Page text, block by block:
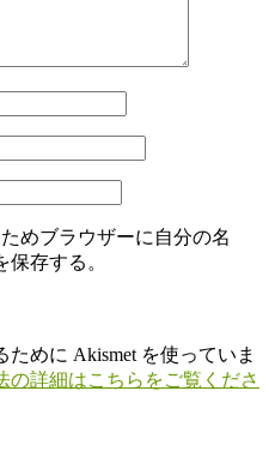
めブラウザーに自分の名
存する。
めに Akismet を使っていま
の詳細はこちらをご覧くださ